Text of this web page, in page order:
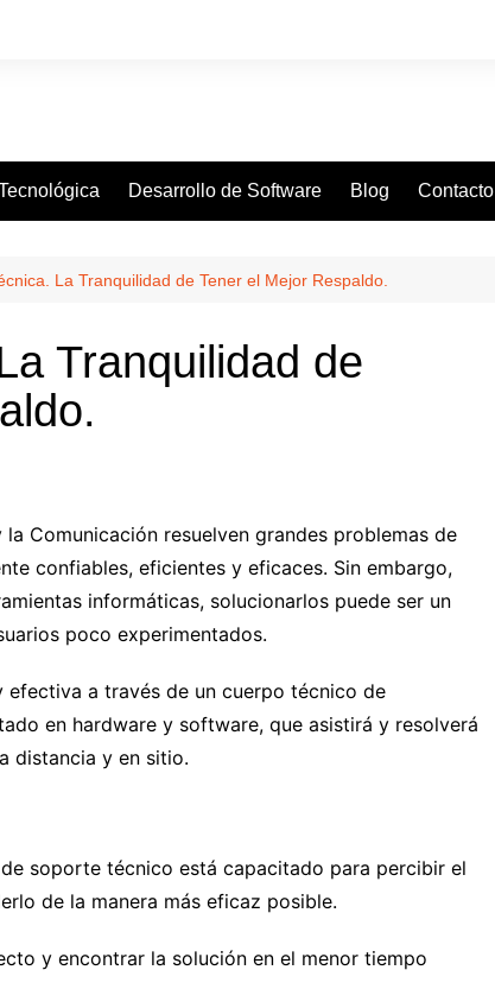
Desarrollo de Software Blog Contacto
La Tranquilidad de Tener el Mejor Respaldo.
Tranquilidad de
Comunicación resuelven grandes problemas de
confiables, eficientes y eficaces. Sin embargo,
informáticas, solucionarlos puede ser un
poco experimentados.
efectiva a través de un cuerpo técnico de
en hardware y software, que asistirá y resolverá
distancia y en sitio.
soporte técnico está capacitado para percibir el
de la manera más eficaz posible.
y encontrar la solución en el menor tiempo